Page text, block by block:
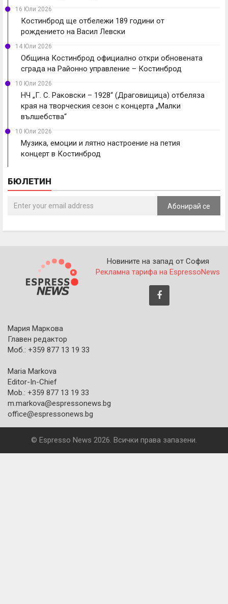
16 Юли 2026
Костинброд ще отбележи 189 години от
рождението на Васил Левски
14 Юли 2026
Община Костинброд официално откри обновената
сграда на Районно управление – Костинброд
10 Юли 2026
НЧ „Г. С. Раковски – 1928“ (Драговищица) отбеляза
края на творческия сезон с концерта „Малки
вълшебства“
10 Юли 2026
Музика, емоции и лятно настроение на петия
концерт в Костинброд
БЮЛЕТИН
Абонирай се
Новините на запад от София
Рекламна тарифа на EspressoNews
Мария Маркова
Главен редактор
Моб.: +359 877 13 19 33
Maria Markova
Editor-In-Chief
Mob.: +359 877 13 19 33
m.markova@espressonews.bg
office@espressonews.bg
© Espresso News 2026. Всички права запазени.